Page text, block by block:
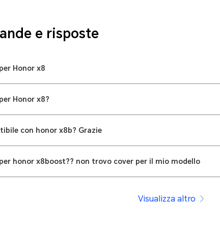
e risposte
Honor x8
Honor x8?
con honor x8b? Grazie
honor x8boost?? non trovo cover per il mio modello
Visualizza altro